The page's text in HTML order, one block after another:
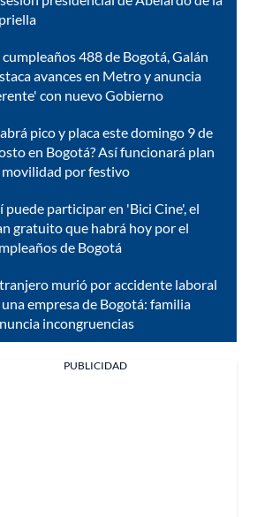
cumpleaños 488 de Bogotá, Galán
avances en Metro y anuncia
con nuevo Gobierno
pico y placa este domingo 9 de
en Bogotá? Así funcionará plan
movilidad por festivo
puede participar en 'Bici Cine', el
gratuito que habrá hoy por el
de Bogotá
murió por accidente laboral
empresa de Bogotá: familia
incongruencias
PUBLICIDAD